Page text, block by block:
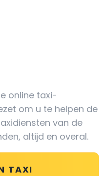
online taxi-
om u te helpen de
van de
altijd en overal.
TAXI